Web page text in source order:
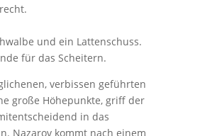
und ein Lattenschuss.
für das Scheitern.
verbissen geführten
große Höhepunkte, griff der
in das
Nazarov kommt nach einem